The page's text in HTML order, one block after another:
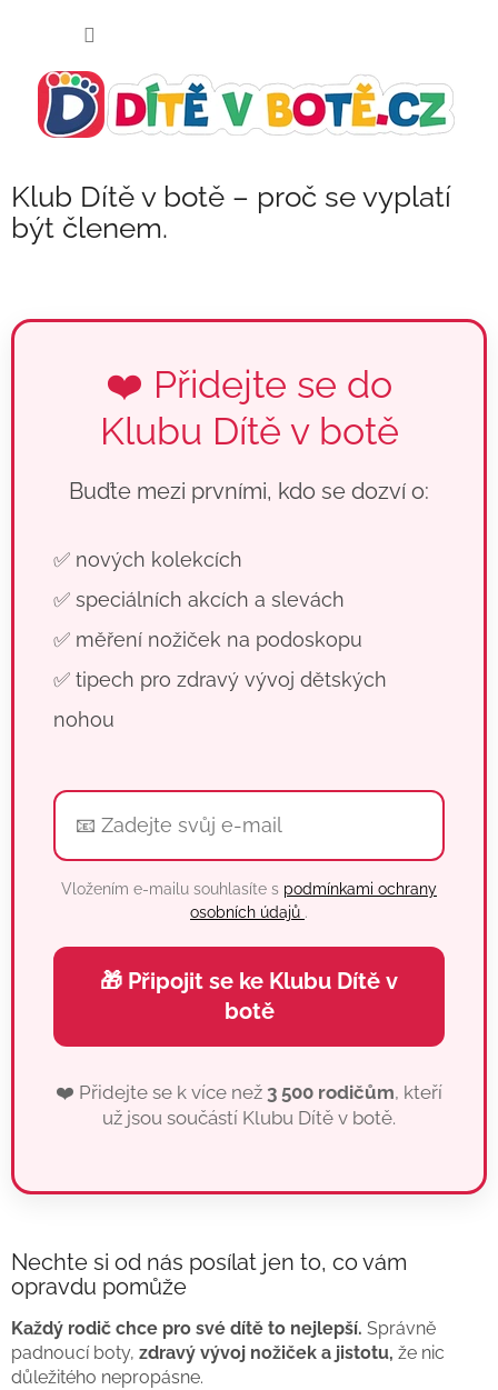
Klub Dítě v botě – proč se vyplatí
být členem.
❤️ Přidejte se do
Klubu Dítě v botě
Buďte mezi prvními, kdo se dozví o:
✅ nových kolekcích
✅ speciálních akcích a slevách
✅ měření nožiček na podoskopu
✅ tipech pro zdravý vývoj dětských
nohou
Vložením e-mailu souhlasíte s podmínkami ochrany
osobních údajů .
🎁 Připojit se ke Klubu Dítě v
botě
❤️ Přidejte se k více než 3 500 rodičům, kteří
už jsou součástí Klubu Dítě v botě.
Nechte si od nás posílat jen to, co vám
opravdu pomůže
Každý rodič chce pro své dítě to nejlepší. Správně
padnoucí boty, zdravý vývoj nožiček a jistotu, že nic
důležitého nepropásne.